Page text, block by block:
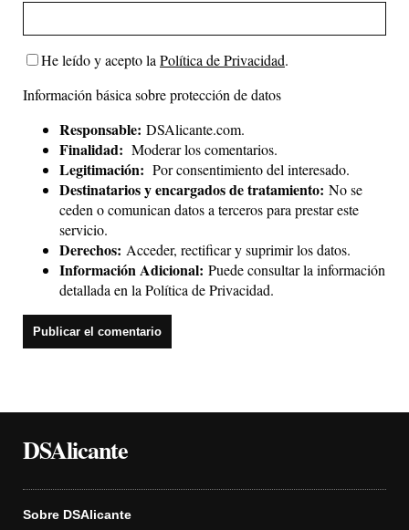
He leído y acepto la Política de Privacidad.
Información básica sobre protección de datos
Responsable: DSAlicante.com.
Finalidad: Moderar los comentarios.
Legitimación: Por consentimiento del interesado.
Destinatarios y encargados de tratamiento: No se
ceden o comunican datos a terceros para prestar este
servicio.
Derechos: Acceder, rectificar y suprimir los datos.
Información Adicional: Puede consultar la información
detallada en la Política de Privacidad.
DSAlicante
Sobre DSAlicante